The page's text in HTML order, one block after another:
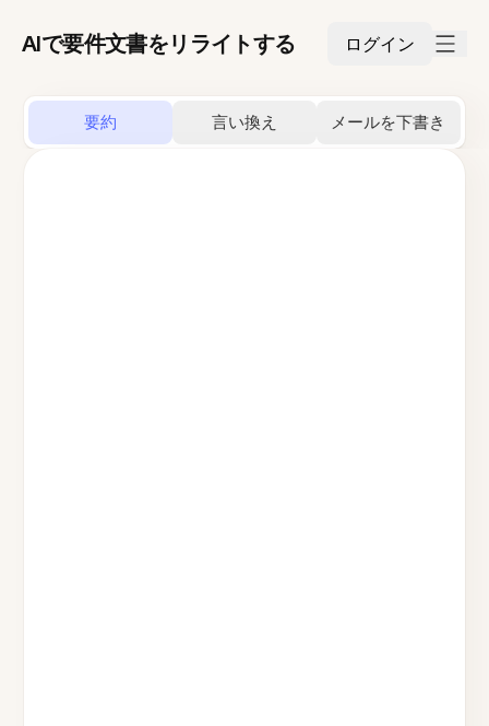
AIで要件文書をリライトする ログイン
要約 言い換え メールを下書き